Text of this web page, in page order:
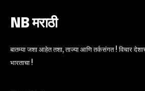
NB मराठी
बातम्या जशा आहेत तशा, ताज्या आणि तर्कसंगत ! विचार
भारताचा !